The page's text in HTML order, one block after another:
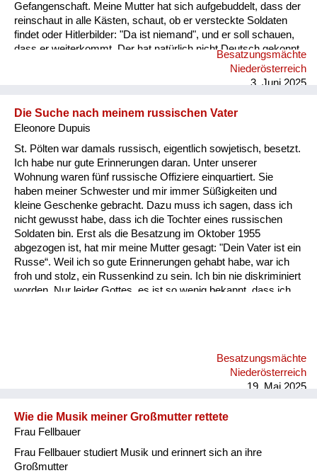
Gefangenschaft. Meine Mutter hat sich aufgebuddelt, dass der
reinschaut in alle Kästen, schaut, ob er versteckte Soldaten
findet oder Hitlerbilder: "Da ist niemand", und er soll schauen,
dass er weiterkommt. Der hat natürlich nicht Deutsch gekonnt,
aber an der Gestik und am Wortschwall – auf einmal ist es ihm
zu blöd geworden und er hat seine Pistole gezogen gegen
annahmen, er erschießt jetzt meine Mutter. Weiß nicht, ob e...
Besatzungsmächte
Niederösterreich
3. Juni 2025
Die Suche nach meinem russischen Vater
Eleonore Dupuis
St. Pölten war damals russisch, eigentlich sowjetisch, besetzt.
Ich habe nur gute Erinnerungen daran. Unter unserer
Wohnung waren fünf russische Offiziere einquartiert. Sie
haben meiner Schwester und mir immer Süßigkeiten und
kleine Geschenke gebracht. Dazu muss ich sagen, dass ich
nicht gewusst habe, dass ich die Tochter eines russischen
Soldaten bin. Erst als die Besatzung im Oktober 1955
abgezogen ist, hat mir meine Mutter gesagt: "Dein Vater ist ein
Russe“. Weil ich so gute Erinnerungen gehabt habe, war ich
froh und stolz, ein Russenkind zu sein. Ich bin nie diskriminiert
worden. Nur leider Gottes, es ist so wenig bekannt, dass ich
Besatzungsmächte
Niederösterreich
19. Mai 2025
Wie die Musik meiner Großmutter rettete
Frau Fellbauer
Frau Fellbauer studiert Musik und erinnert sich an ihre
Großmutter